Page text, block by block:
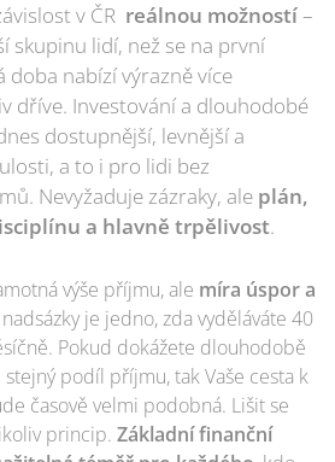
v ČR reálnou možností–
skupinu lidí, než se na první
doba nabízí výrazně více
dříve. Investování a dlouhodobé
dostupnější, levnější a
a to i pro lidi bez
Nevyžaduje zázraky, ale plán,
a hlavně trpělivost.
výše příjmu, ale míra úspor a
je jedno, zda vyděláváte 40
Pokud dokážete dlouhodobě
podíl příjmu, tak Vaše cesta k
časově velmi podobná. Lišit se
princip. Základní finanční